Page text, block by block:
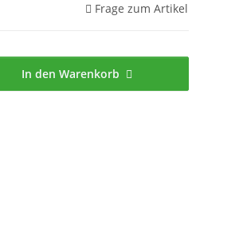
Frage zum Artikel
In den Warenkorb